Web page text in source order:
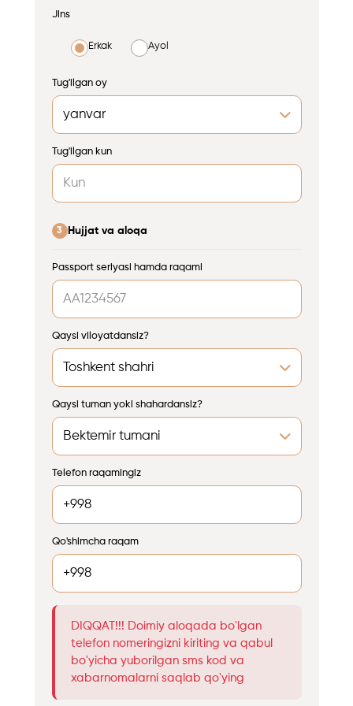
Jins
Erkak Ayol
Tug'ilgan oy
Tug'ilgan kun
3 Hujjat va aloqa
Passport seriyasi hamda raqami
Qaysi viloyatdansiz?
Qaysi tuman yoki shahardansiz?
Telefon raqamingiz
Qo'shimcha raqam
DIQQAT!!! Doimiy aloqada bo'lgan
telefon nomeringizni kiriting va qabul
bo'yicha yuborilgan sms kod va
xabarnomalarni saqlab qo'ying